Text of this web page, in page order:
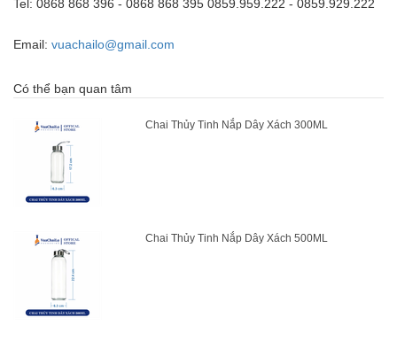
Tel: 0868 868 396 - 0868 868 395 0859.959.222 - 0859.929.222
Email: vuachailo@gmail.com
Có thể bạn quan tâm
Chai Thủy Tinh Nắp Dây Xách 300ML
Chai Thủy Tinh Nắp Dây Xách 500ML